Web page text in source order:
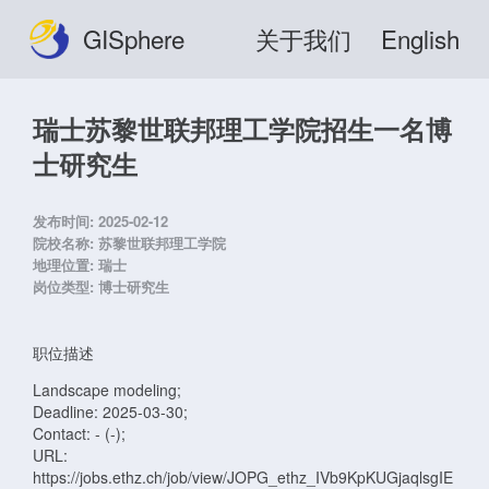
GISphere 关于我们 English
瑞士苏黎世联邦理工学院招生一名博
士研究生
发布时间: 2025-02-12
院校名称: 苏黎世联邦理工学院
地理位置: 瑞士
岗位类型: 博士研究生
职位描述
Landscape modeling;
Deadline: 2025-03-30;
Contact: - (-);
URL:
https://jobs.ethz.ch/job/view/JOPG_ethz_IVb9KpKUGjaqlsgIE